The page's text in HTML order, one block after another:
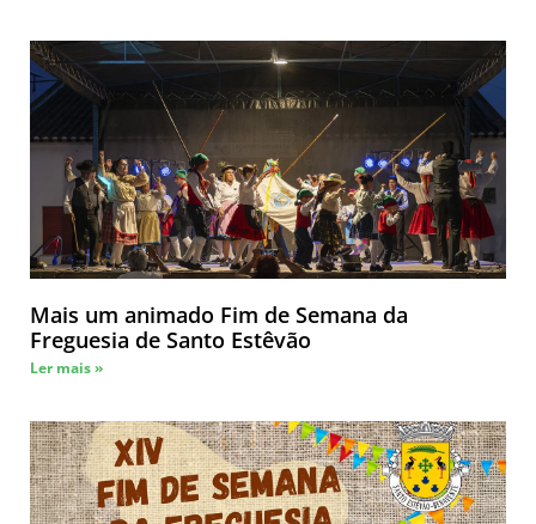
Mais um animado Fim de Semana da
Freguesia de Santo Estêvão
Ler mais »